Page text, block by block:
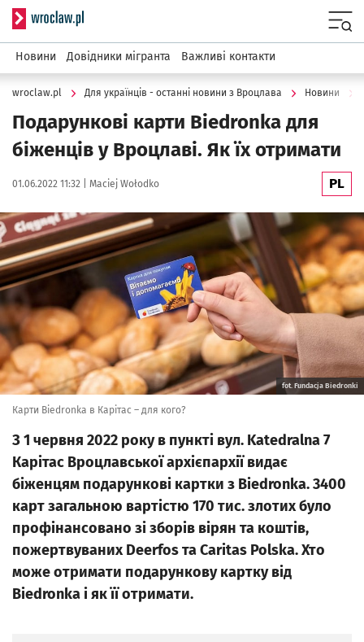
Serwis informacyjny wroclaw.pl
Новини Довідники мігранта Важливі контакти
wroclaw.pl Для українців - останні новини з Вроцлава Новини
Подарункові карти Biedronka для
біженців у Вроцлаві. Як їх отримати
Data publikacji:
01.06.2022 11:32 | Autor:
Maciej Wołodko PL
Kliknij, aby powiększyć
fot. Fundacja Biedronki
Карти Biedronka в Карітас – для кого?
З 1 червня 2022 року в пункті вул. Katedralna 7
Карітас Вроцлавської архієпархії видає
біженцям подарункові картки з Biedronka. 3400
карт загальною вартістю 170 тис. злотих було
профінансовано зі зборів вірян та коштів,
пожертвуваних Deerfos та Caritas Polska. Хто
може отримати подарункову картку від
Biedronka і як її отримати.